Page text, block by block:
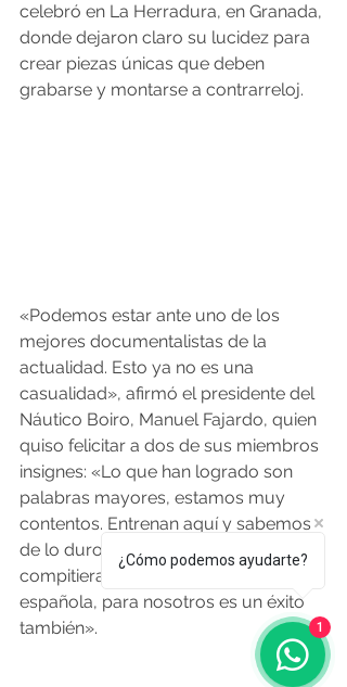
celebró en La Herradura, en Granada,
donde dejaron claro su lucidez para
crear piezas únicas que deben
grabarse y montarse a contrarreloj.
«Podemos estar ante uno de los
mejores documentalistas de la
actualidad. Esto ya no es una
casualidad», afirmó el presidente del
Náutico Boiro, Manuel Fajardo, quien
quiso felicitar a dos de sus miembros
insignes: «Lo que han logrado son
palabras mayores, estamos muy
contentos. Entrenan aquí y sabemos
de lo duro de su trabajo. Aunque
compitieran con la selección
española, para nosotros es un éxito
también».
¿Cómo podemos ayudarte?
1